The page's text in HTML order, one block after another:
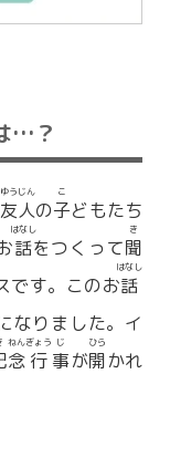
…？
友
ゆう
人
じん
の子
こ
どもたち
話
はなし
をつくって聞
き
です。このお話
はなし
なりました。イ
念
ねん
行
ぎょう
事
じ
が開
ひら
かれ